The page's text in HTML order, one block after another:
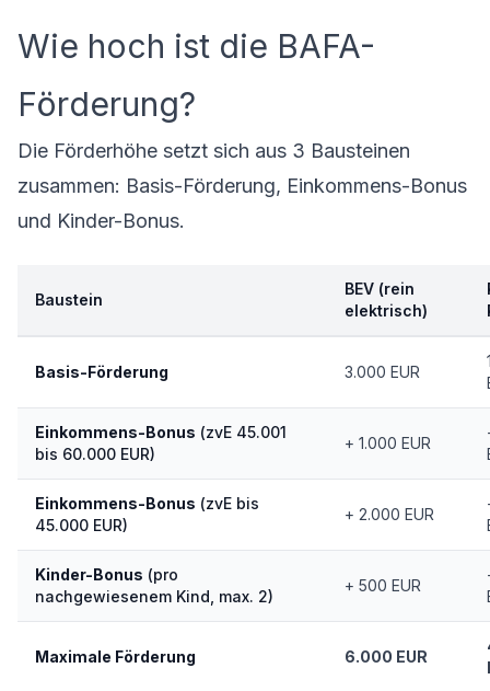
Wie hoch ist die BAFA-
Förderung?
Die Förderhöhe setzt sich aus 3 Bausteinen
zusammen: Basis-Förderung, Einkommens-Bonus
und Kinder-Bonus.
Baustein
BEV (rein
elektrisch)
Basis-Förderung 3.000 EUR
Einkommens-Bonus (zvE 45.001
bis 60.000 EUR)
+ 1.000 EUR
Einkommens-Bonus (zvE bis
45.000 EUR)
+ 2.000 EUR
Kinder-Bonus (pro
nachgewiesenem Kind, max. 2)
+ 500 EUR
Maximale Förderung 6.000 EUR